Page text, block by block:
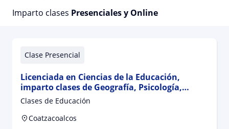
Imparto clases Presenciales y Online
Clase Presencial
Licenciada en Ciencias de la Educación,
imparto clases de Geografía, Psicología,
orientación educativa y alemán nivel básico
Clases de Educación
Coatzacoalcos